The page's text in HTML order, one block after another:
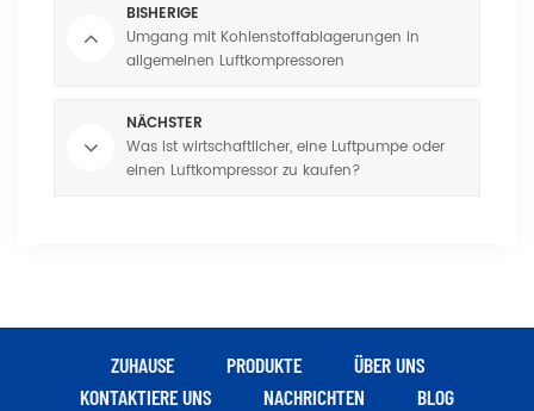
BISHERIGE
Umgang mit Kohlenstoffablagerungen in
allgemeinen Luftkompressoren
NÄCHSTER
Was ist wirtschaftlicher, eine Luftpumpe oder
einen Luftkompressor zu kaufen?
ZUHAUSE PRODUKTE
ÜBER UNS
KONTAKTIERE UNS
NACHRICHTEN
BLOG